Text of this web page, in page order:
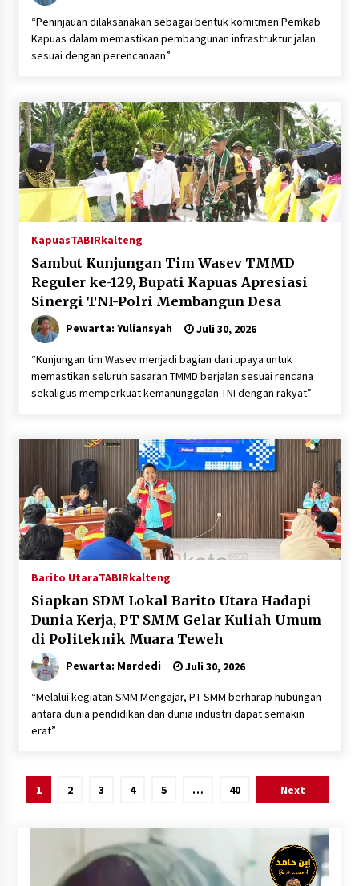
“Peninjauan dilaksanakan sebagai bentuk komitmen Pemkab
Kapuas dalam memastikan pembangunan infrastruktur jalan
sesuai dengan perencanaan”
KapuasTABIRkalteng
Sambut Kunjungan Tim Wasev TMMD
Reguler ke-129, Bupati Kapuas Apresiasi
Sinergi TNI-Polri Membangun Desa
Pewarta: Yuliansyah Juli 30, 2026
“Kunjungan tim Wasev menjadi bagian dari upaya untuk
memastikan seluruh sasaran TMMD berjalan sesuai rencana
sekaligus memperkuat kemanunggalan TNI dengan rakyat”
Barito UtaraTABIRkalteng
Siapkan SDM Lokal Barito Utara Hadapi
Dunia Kerja, PT SMM Gelar Kuliah Umum
di Politeknik Muara Teweh
Pewarta: Mardedi Juli 30, 2026
“Melalui kegiatan SMM Mengajar, PT SMM berharap hubungan
antara dunia pendidikan dan dunia industri dapat semakin
erat”
Paginasi
1 2 3 4 5 … 40 Next